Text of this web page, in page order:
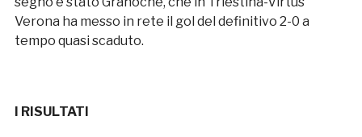
Verona ha messo in rete il gol del definitivo 2-0 a
tempo quasi scaduto.
I RISULTATI